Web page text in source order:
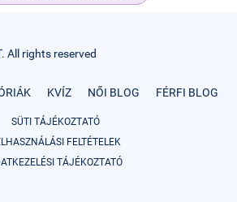
All rights reserved
KVÍZ NŐI BLOG FÉRFI BLOG
SÜTI TÁJÉKOZTATÓ
FELTÉTELEK
TÁJÉKOZTATÓ